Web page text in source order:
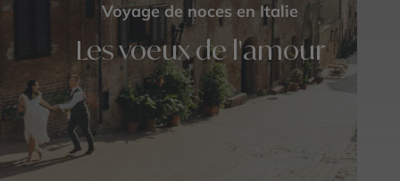
Voyage de noces en Italie
Les voeux de l'amour